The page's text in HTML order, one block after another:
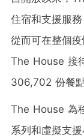
住宿和支援服
從而可在整個
The House 接
306,702 份餐點
The House 為
系列和虛擬支